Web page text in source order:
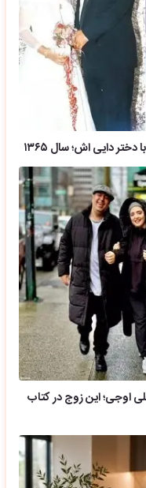
دایی اش؛ سال ۱۳۶۵
اوجی؛ این زوج در کتاب